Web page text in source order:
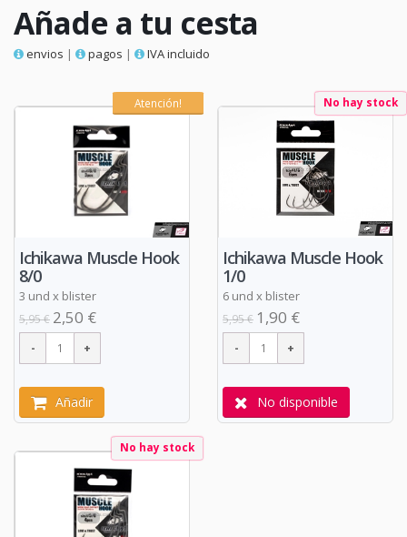
Añade a tu cesta
envios | pagos | IVA incluido
Atención!
Ichikawa Muscle Hook
8/0
3 und x blister
5,95 € 2,50 €
Añadir
No hay stock
Ichikawa Muscle Hook
1/0
6 und x blister
5,95 € 1,90 €
No disponible
No hay stock